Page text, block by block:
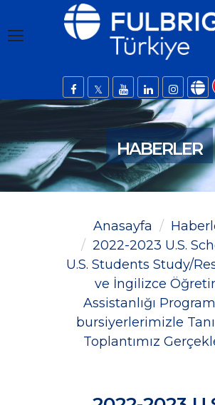
HABERLER
Anasayfa
2022-2023 U.S.
U.S. Students Study/
ve İngilizce
Assistanlığı
bursiyerlerimizle
Toplantımız